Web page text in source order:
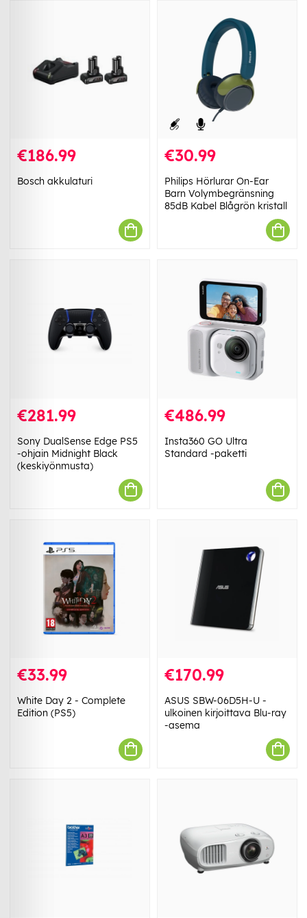
€186.99
Bosch akkulaturi
€30.99
Philips Hörlurar On-Ear
Barn Volymbegränsning
85dB Kabel Blågrön kristall
€281.99
Sony DualSense Edge PS5
-ohjain Midnight Black
(keskiyönmusta)
€486.99
Insta360 GO Ultra
Standard -paketti
€33.99
White Day 2 - Complete
Edition (PS5)
€170.99
ASUS SBW-06D5H-U -
ulkoinen kirjoittava Blu-ray
-asema